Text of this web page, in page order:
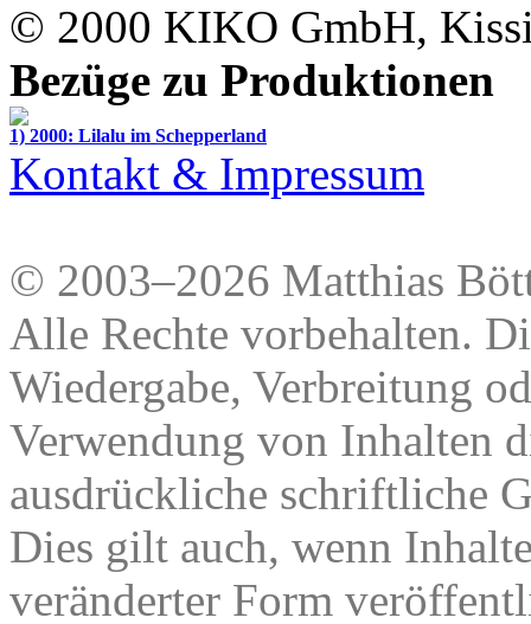
© 2000 KIKO GmbH,
Bezüge zu Produktionen
1) 2000: Lilalu im Schepperland
Kontakt & Impressum
© 2003–2026 Matthias
Alle Rechte vorbehalten.
Wiedergabe, Verbreitung
Verwendung von Inhalten
ausdrückliche schriftliche
Dies gilt auch, wenn
veränderter Form